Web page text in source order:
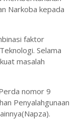
Narkoba kepada
faktor
Selama
masalah
nomor 9
Penyalahgunaan